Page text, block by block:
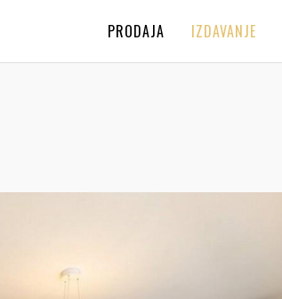
PRODAJA IZDAVANJE